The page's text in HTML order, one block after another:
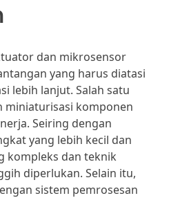
dan mikrosensor
yang harus diatasi
lebih lanjut. Salah satu
miniaturisasi komponen
Seiring dengan
yang lebih kecil dan
kompleks dan teknik
diperlukan. Selain itu,
sistem pemrosesan